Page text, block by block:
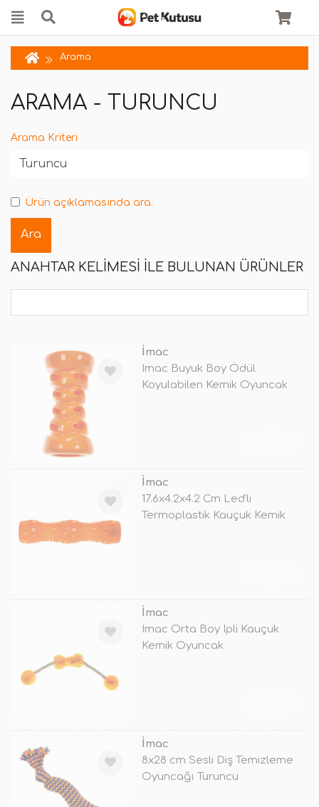
Arama
ARAMA - TURUNCU
Arama Kriteri
Ürün açıklamasında ara.
ANAHTAR KELIMESI ILE BULUNAN ÜRÜNLER
İmac
Imac Buyuk Boy Ödül
Koyulabilen Kemik Oyuncak
İmac
17.6x4.2x4.2 Cm Led'li
Termoplastik Kauçuk Kemik
İmac
Imac Orta Boy Ipli Kauçuk
Kemik Oyuncak
İmac
8x28 cm Sesli Diş Temizleme
Oyuncağı Turuncu